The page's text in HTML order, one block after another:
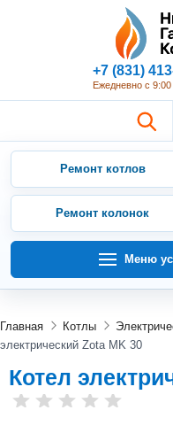
+7 (831)
Ежедневно с 9:00
Ремонт котлов
Ремонт колонок
Меню
Главная Котлы
электрический Zota MK 30
Котел